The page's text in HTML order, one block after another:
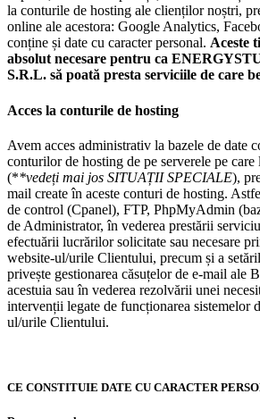
la conturile de hosting ale clienților noștri,
online ale acestora: Google Analytics,
conține și date cu caracter personal. Aceste
absolut necesare pentru ca
S.R.L. să poată presta serviciile de care
Acces la conturile de hosting
Avem acces administrativ la bazele de date
conturilor de hosting de pe serverele pe care
(**vedeți mai jos SITUAȚII SPECIALE),
mail create în aceste conturi de hosting.
de control (Cpanel), FTP, PhpMyAdmin
de Administrator, în vederea prestării
efectuării lucrărilor solicitate sau necesare
website-ul/urile Clientului, precum și a
privește gestionarea căsuțelor de e-mail ale
acestuia sau în vederea rezolvării unei
intervenții legate de funcționarea sistemelor
ul/urile Clientului.
CE CONSTITUIE DATE CU CARACTER